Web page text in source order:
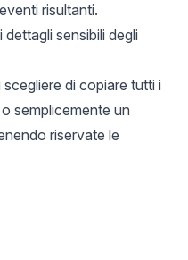
risultanti.
sensibili degli
di copiare tutti i
semplicemente un
riservate le